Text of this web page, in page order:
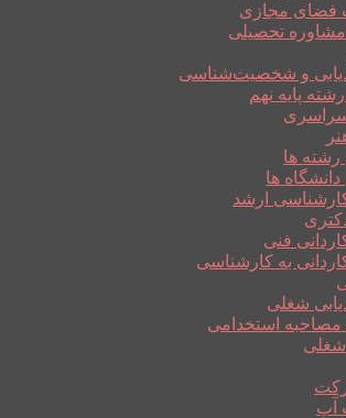
فضای مجازی
تحصیلی
و شخصیت‌شناسی
رشته پایه نهم
ها
ها
ارشد
فنی
به کارشناسی
شغلی
مصاحبه استخدامی
آپ